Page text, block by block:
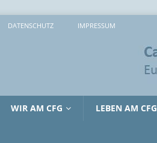
DATENSCHUTZ IMPRESSUM
WIR AM CFG LEBEN AM CFG